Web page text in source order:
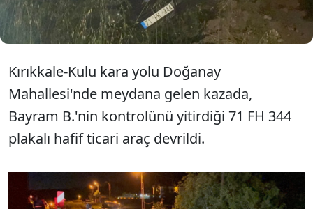
Kırıkkale-Kulu kara yolu Doğanay
Mahallesi'nde meydana gelen kazada,
Bayram B.'nin kontrolünü yitirdiği 71 FH 344
plakalı hafif ticari araç devrildi.